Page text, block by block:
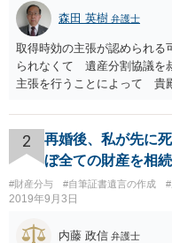
森田 英樹 弁護士
取得時効の主張が認められる
られなくて 遺産分割協議を
主張を行うことによって 貴
2
再婚後、私が先に
ぼ全ての財産を相
#財産分与 #自筆証書遺言の作成
2019年9月3日
内藤 政信 弁護士